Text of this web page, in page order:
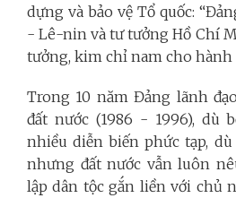
dựng và bảo vệ Tổ quốc:
- Lê-nin và tư tưởng Hồ Chí
tưởng, kim chỉ nam cho hành
Trong 10 năm Đảng lãnh
đất nước (1986 - 1996), dù
nhiều diễn biến phức tạp,
nhưng đất nước vẫn luôn
lập dân tộc gắn liền với chủ